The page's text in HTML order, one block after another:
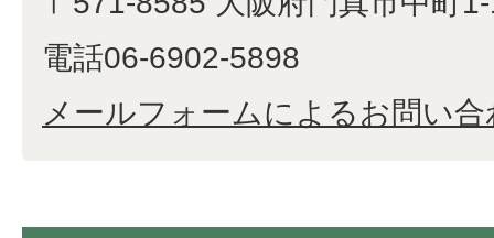
電話06-6902-5898
メールフォームによるお問い合